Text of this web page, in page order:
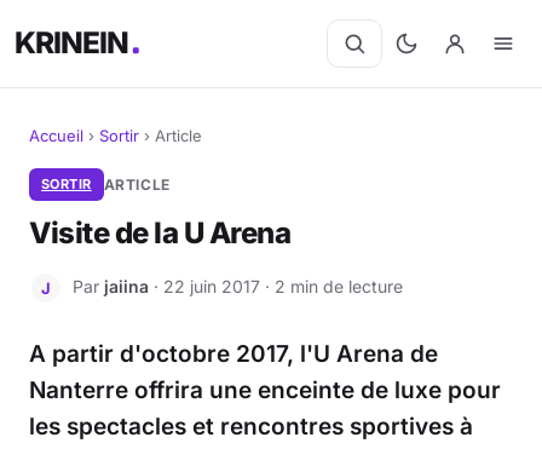
KRINEIN
Cinéma
Séries
Manga
BD
Accueil › Sortir › Article
SORTIR ARTICLE
Visite de la U Arena
J Par jaiina · 22 juin 2017 · 2 min de lecture
A partir d'octobre 2017, l'U Arena de
Nanterre offrira une enceinte de luxe pour
les spectacles et rencontres sportives à